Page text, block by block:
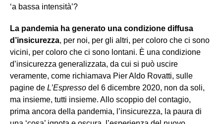
‘a bassa intensità’?
La pandemia ha generato una condizione diffusa
d’insicurezza, per noi, per gli altri, per coloro che ci sono
vicini, per coloro che ci sono lontani. È una condizione
d’insicurezza generalizzata, da cui si può uscire
veramente, come richiamava Pier Aldo Rovatti, sulle
pagine de L’Espresso del 6 dicembre 2020, non da soli,
ma insieme, tutti insieme. Allo scoppio del contagio,
prima ancora della pandemia, l’insicurezza, la paura di